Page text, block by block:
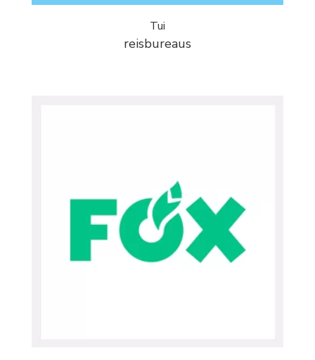
Tui
reisbureaus